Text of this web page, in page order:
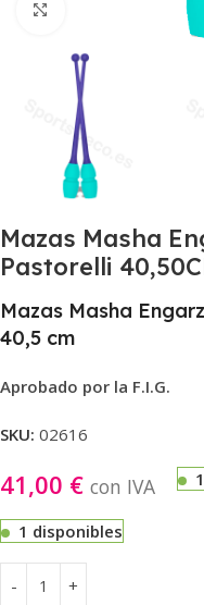
Haga clic para
Mazas Masha
Pastorelli
Mazas Masha
40,5 cm
Aprobado por la F.I.G.
SKU: 02616
41,00 € con IVA
1 disponibles